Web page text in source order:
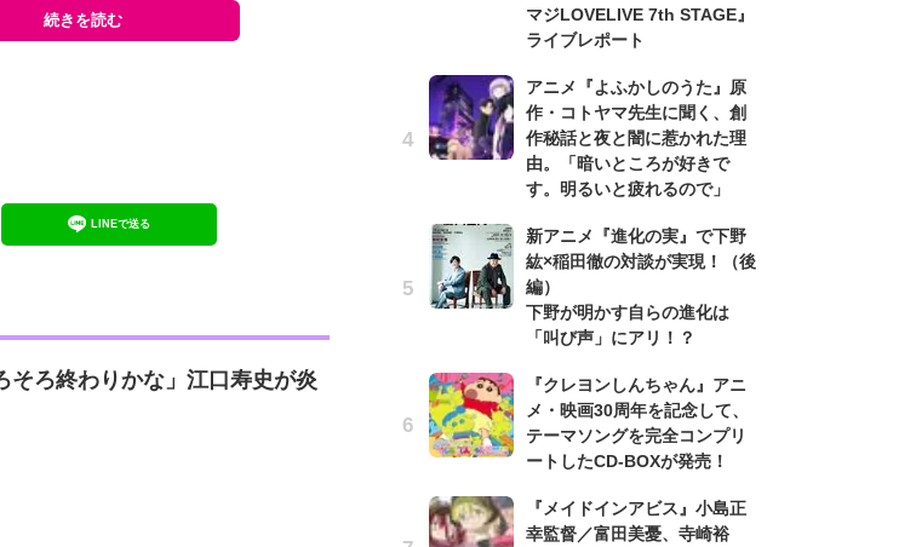
続きを読む
LINEで送る
そろ終わりかな」江口寿史が炎
マジLOVELIVE 7th STAGE』
ライブレポート
アニメ『よふかしのうた』原
作・コトヤマ先生に聞く、創
作秘話と夜と闇に惹かれた理
由。「暗いところが好きで
す。明るいと疲れるので」
新アニメ『進化の実』で下野
紘×稲田徹の対談が実現！（後
編）
下野が明かす自らの進化は
「叫び声」にアリ！？
『クレヨンしんちゃん』アニ
メ・映画30周年を記念して、
テーマソングを完全コンプリ
ートしたCD-BOXが発売！
『メイドインアビス』小島正
幸監督／富田美憂、寺崎裕